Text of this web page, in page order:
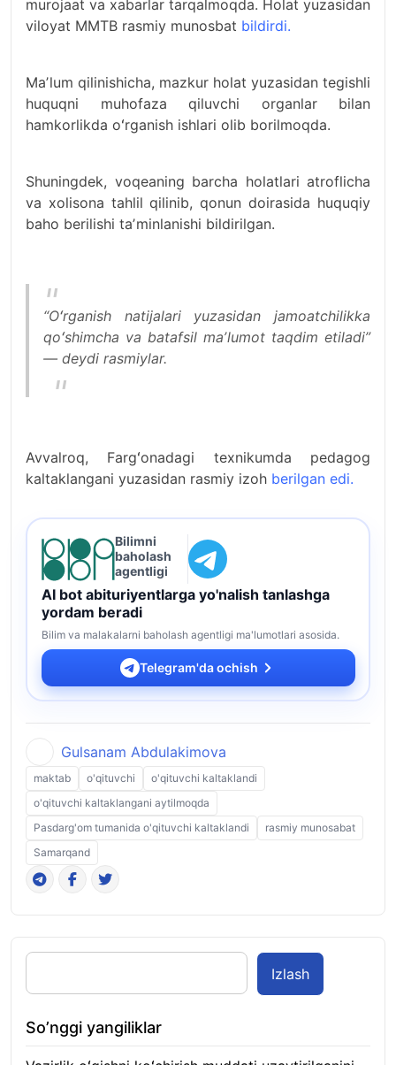
murojaat va xabarlar tarqalmoqda. Holat yuzasidan
viloyat MMTB rasmiy munosbat bildirdi.
Maʼlum qilinishicha, mazkur holat yuzasidan tegishli
huquqni muhofaza qiluvchi organlar bilan
hamkorlikda oʻrganish ishlari olib borilmoqda.
Shuningdek, voqeaning barcha holatlari atroflicha
va xolisona tahlil qilinib, qonun doirasida huquqiy
baho berilishi taʼminlanishi bildirilgan.
“Oʻrganish natijalari yuzasidan jamoatchilikka
qoʻshimcha va batafsil maʼlumot taqdim etiladi”
— deydi rasmiylar.
Avvalroq, Fargʻonadagi texnikumda pedagog
kaltaklangani yuzasidan rasmiy izoh berilgan edi.
Bilimni
baholash
agentligi
AI bot abituriyentlarga yo'nalish tanlashga
yordam beradi
Bilim va malakalarni baholash agentligi ma'lumotlari asosida.
Telegram'da ochish
Gulsanam Abdulakimova
maktab o'qituvchi
o'qituvchi kaltaklandi
o'qituvchi kaltaklangani aytilmoqda
Pasdarg'om tumanida o'qituvchi kaltaklandi
rasmiy munosabat
Samarqand
Izlash
So’nggi yangiliklar